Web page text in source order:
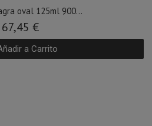
oval 125ml 900...
67,45 €
a Carrito